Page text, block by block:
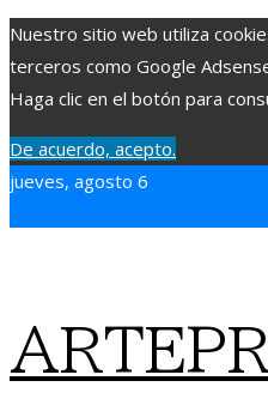
Nuestro sitio web utiliza
terceros como Google
Haga clic en el botón para
De acuerdo, acepto.
jueves, agosto 6